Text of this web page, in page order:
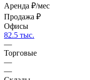
Аренда ₽/мес
Продажа ₽
Офисы
82.5 тыс.
—
Торговые
—
—